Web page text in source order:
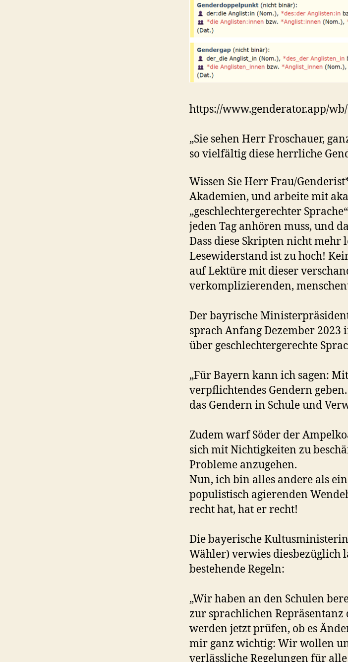
https://www.genderator.app/
„Sie sehen Herr Froschauer,
so vielfältig diese herrliche
Wissen Sie Herr Frau/
Akademien, und arbeite mit
„geschlechtergerechter
jeden Tag anhören muss, und
Dass diese Skripten nicht
Lesewiderstand ist zu hoch!
auf Lektüre mit dieser
verkomplizierenden,
Der bayrische
sprach Anfang Dezember 2023
über geschlechtergerechte
„Für Bayern kann ich sagen:
verpflichtendes Gendern
das Gendern in Schule und
Zudem warf Söder der
sich mit Nichtigkeiten zu
Probleme anzugehen.
Nun, ich bin alles andere als
populistisch agierenden
recht hat, hat er recht!
Die bayerische
Wähler) verwies diesbezüglich
bestehende Regeln:
„Wir haben an den Schulen
zur sprachlichen Repräsentanz
werden jetzt prüfen, ob es
mir ganz wichtig: Wir wollen
verlässliche Regelungen für